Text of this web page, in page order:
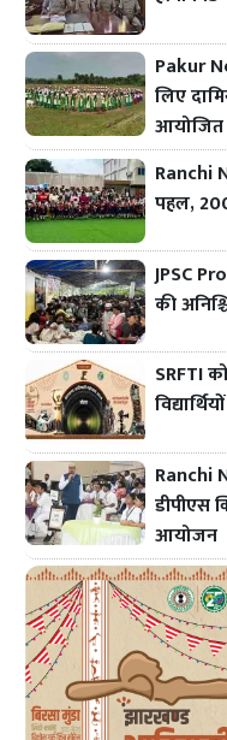
Pakur
लिए
आयोजित
Ranchi
पहल,
JPSC
की
SRFTI
Ranchi
डीपीएस
आयोजन